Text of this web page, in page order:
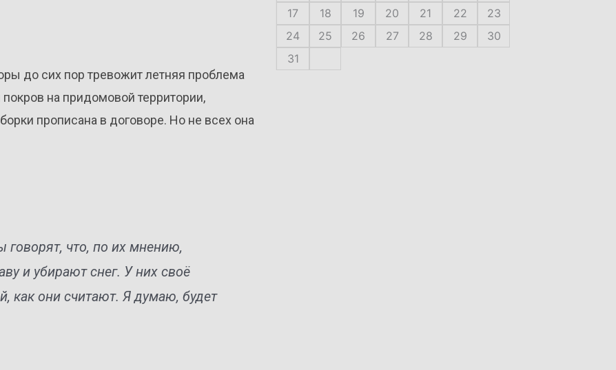
до сих пор тревожит летняя проблема
на придомовой территории,
прописана в договоре. Но не всех она
что, по их мнению,
и убирают снег. У них своё
как они считают. Я думаю, будет
17
18 19 20 21 22
23
24
25 26 27 28 29
30
31